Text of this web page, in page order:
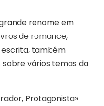
renome em
de romance,
escrita, também
vários temas da
Protagonista»